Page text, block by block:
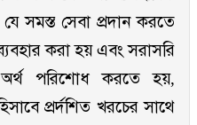
সমস্ত সেবা প্রদান করতে
করা হয় এবং সরাসরি
অর্থ পরিশোধ করতে হয়,
প্রর্দশিত খরচের সাথে